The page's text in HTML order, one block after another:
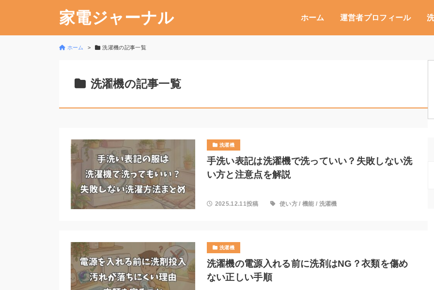
家電ジャーナル ホーム 運営者プロフィール
ホーム 洗濯機の記事一覧
洗濯機の記事一覧
洗濯機
手洗い表記は洗濯機で洗っていい？失敗しない洗
い方と注意点を解説
2025.12.11投稿 使い方 /機能 / 洗濯機
洗濯機
洗濯機の電源入れる前に洗剤はNG？衣類を傷め
ない正しい手順